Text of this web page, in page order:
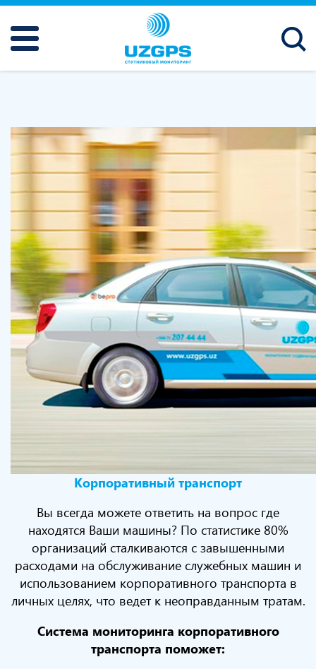
Корпоративный транспорт
Вы всегда можете ответить на вопрос где
находятся Ваши машины? По статистике 80%
организаций сталкиваются с завышенными
расходами на обслуживание служебных машин и
использованием корпоративного транспорта в
личных целях, что ведет к неоправданным тратам.
Система мониторинга корпоративного
транспорта поможет: